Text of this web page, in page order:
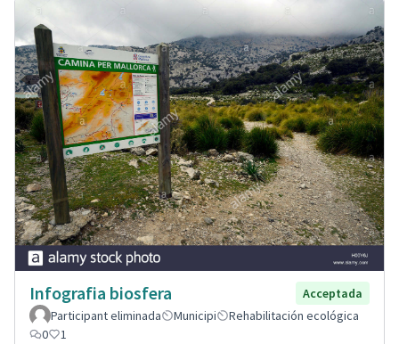
Infografia biosfera
Acceptada
Participant eliminada
Municipi
Rehabilitación ecológica
0
1